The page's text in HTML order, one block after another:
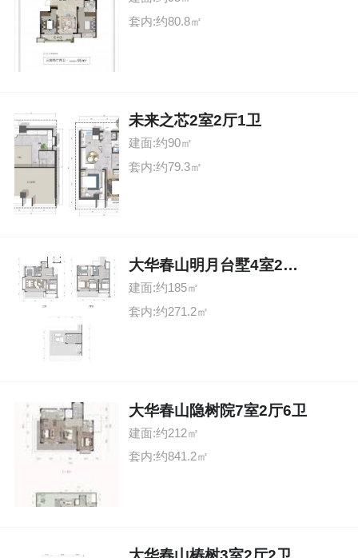
套内:约80.8㎡
未来之芯2室2厅1卫
建面:约90㎡
套内:约79.3㎡
大华春山明月台墅4室2厅3卫
建面:约185㎡
套内:约271.2㎡
大华春山隐树院7室2厅6卫
建面:约212㎡
套内:约841.2㎡